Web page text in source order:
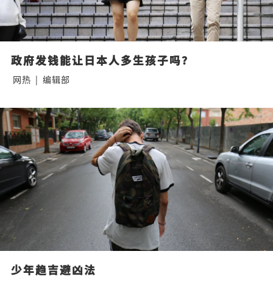
政府发钱能让日本人多生孩子吗？
网热 | 编辑部
少年趋吉避凶法